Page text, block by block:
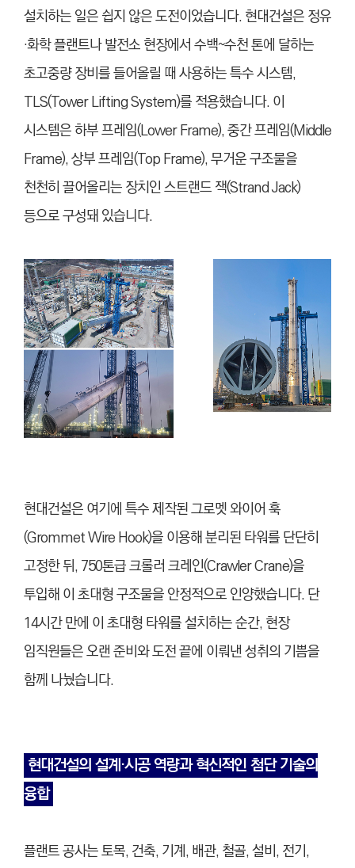
설치하는 일은 쉽지 않은 도전이었습니다. 현대건설은 정유
·화학 플랜트나 발전소 현장에서 수백~수천 톤에 달하는
초고중량 장비를 들어올릴 때 사용하는 특수 시스템,
TLS(Tower Lifting System)를 적용했습니다. 이
시스템은 하부 프레임(Lower Frame), 중간 프레임(Middle
Frame), 상부 프레임(Top Frame), 무거운 구조물을
천천히 끌어올리는 장치인 스트랜드 잭(Strand Jack)
등으로 구성돼 있습니다.
현대건설은 여기에 특수 제작된 그로멧 와이어 훅
(Grommet Wire Hook)을 이용해 분리된 타워를 단단히
고정한 뒤, 750톤급 크롤러 크레인(Crawler Crane)을
투입해 이 초대형 구조물을 안정적으로 인양했습니다. 단
14시간 만에 이 초대형 타워를 설치하는 순간, 현장
임직원들은 오랜 준비와 도전 끝에 이뤄낸 성취의 기쁨을
함께 나눴습니다.
현대건설의 설계·시공 역량과 혁신적인 첨단 기술의
융합
플랜트 공사는 토목, 건축, 기계, 배관, 철골, 설비, 전기,